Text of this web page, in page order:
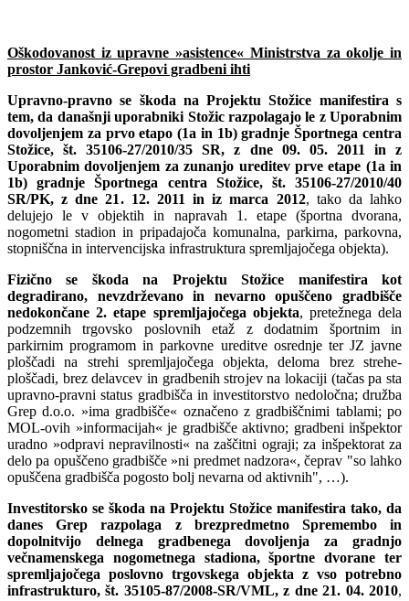
Oškodovanost iz upravne »asistence« Ministrstva za okolje in
prostor Janković-Grepovi gradbeni ihti
Upravno-pravno se škoda na Projektu Stožice manifestira s
tem, da današnji uporabniki Stožic razpolagajo le z Uporabnim
dovoljenjem za prvo etapo (1a in 1b) gradnje Športnega centra
Stožice, št. 35106-27/2010/35 SR, z dne 09. 05. 2011 in z
Uporabnim dovoljenjem za zunanjo ureditev prve etape (1a in
1b) gradnje Športnega centra Stožice, št. 35106-27/2010/40
SR/PK, z dne 21. 12. 2011 in iz marca 2012, tako da lahko
delujejo le v objektih in napravah 1. etape (športna dvorana,
nogometni stadion in pripadajoča komunalna, parkirna, parkovna,
stopniščna in intervencijska infrastruktura spremljajočega objekta).
Fizično se škoda na Projektu Stožice manifestira kot
degradirano, nevzdrževano in nevarno opuščeno gradbišče
nedokončane 2. etape spremljajočega objekta, pretežnega dela
podzemnih trgovsko poslovnih etaž z dodatnim športnim in
parkirnim programom in parkovne ureditve osrednje ter JZ javne
ploščadi na strehi spremljajočega objekta, deloma brez strehe-
ploščadi, brez delavcev in gradbenih strojev na lokaciji (tačas pa sta
upravno-pravni status gradbišča in investitorstvo nedoločna; družba
Grep d.o.o. »ima gradbišče« označeno z gradbiščnimi tablami; po
MOL-ovih »informacijah« je gradbišče aktivno; gradbeni inšpektor
uradno »odpravi nepravilnosti« na zaščitni ograji; za inšpektorat za
delo pa opuščeno gradbišče »ni predmet nadzora«, čeprav "so lahko
opuščena gradbišča pogosto bolj nevarna od aktivnih", …).
Investitorsko se škoda na Projektu Stožice manifestira tako, da
danes Grep razpolaga z brezpredmetno Spremembo in
dopolnitvijo delnega gradbenega dovoljenja za gradnjo
večnamenskega nogometnega stadiona, športne dvorane ter
spremljajočega poslovno trgovskega objekta z vso potrebno
infrastrukturo, št. 35105-87/2008-SR/VML, z dne 21. 04. 2010,